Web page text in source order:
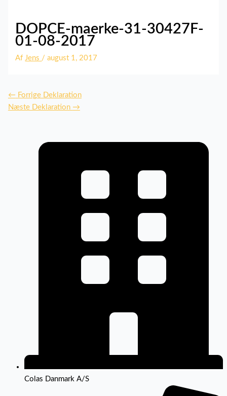
DOPCE-maerke-31-30427F-
01-08-2017
AfJens /august 1, 2017
← Forrige Deklaration
Næste Deklaration →
Colas Danmark A/S